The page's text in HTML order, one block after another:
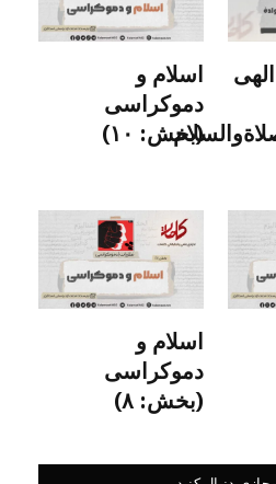
اسلام و
دموکراسی
(بخش: ۱۰)
اسلام و
دموکراسی
(بخش: ۸)